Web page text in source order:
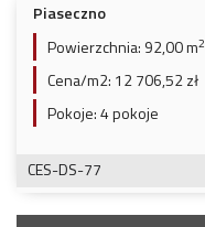
Piaseczno
Powierzchnia: 92,00 m2
Cena/m2: 12 706,52 zł
Pokoje:4 pokoje
CES-DS-77